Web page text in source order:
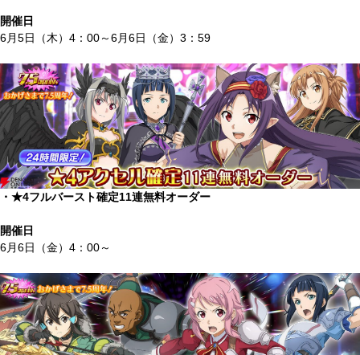
開催日
6月5日（木）4：00～6月6日（金）3：59
・★4フルバースト確定11連無料オーダー
開催日
6月6日（金）4：00～